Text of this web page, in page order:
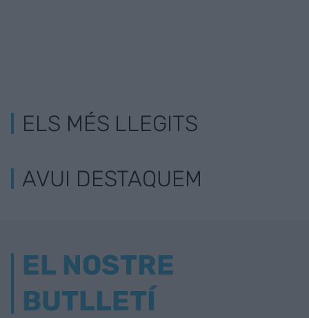
ELS MÉS LLEGITS
AVUI DESTAQUEM
EL NOSTRE
BUTLLETÍ